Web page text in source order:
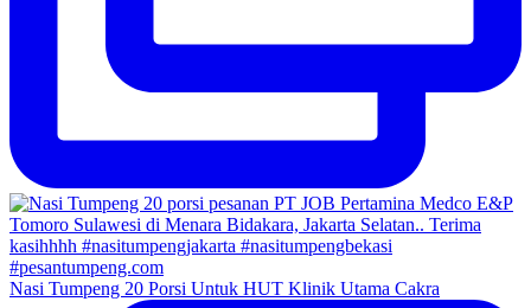
Nasi Tumpeng 20 Porsi Untuk HUT Klinik Utama Cakra